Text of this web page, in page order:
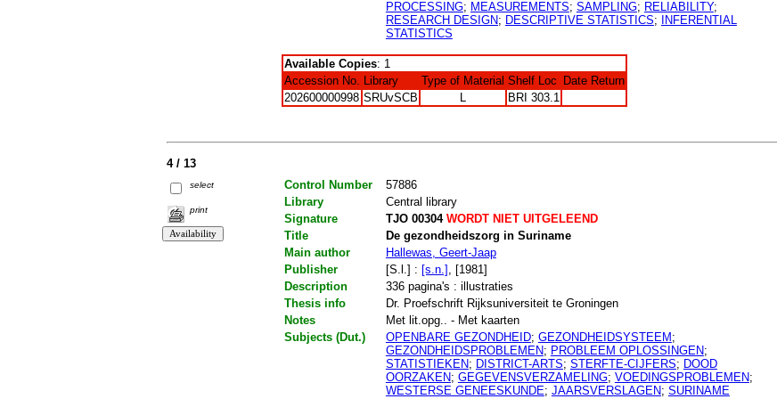
PROCESSING; MEASUREMENTS; SAMPLING; RELIABILITY;
RESEARCH DESIGN; DESCRIPTIVE STATISTICS;
INFERENTIAL
STATISTICS
Available Copies: 1
Accession No. Library Type of Material Shelf Loc
Date Return
202600000998 SRUvSCB L BRI 303.1
4 / 13
select
print
Control Number
57886
Library
Central library
Signature
TJO 00304WORDT NIET UITGELEEND
Title
De gezondheidszorg in Suriname
Main author
Hallewas, Geert-Jaap
Publisher
[S.l.] : [s.n.] , [1981]
Description
336 pagina's : illustraties
Thesis info
Dr. Proefschrift Rijksuniversiteit te Groningen
Notes
Met lit.opg.. - Met kaarten
Subjects (Dut.)
OPENBARE GEZONDHEID; GEZONDHEIDSYSTEEM ;
GEZONDHEIDSPROBLEMEN; PROBLEEM OPLOSSINGEN;
STATISTIEKEN; DISTRICT-ARTS; STERFTE-CIJFERS; DOOD
OORZAKEN; GEGEVENSVERZAMELING; VOEDINGSPROBLEMEN;
WESTERSE GENEESKUNDE; JAARSVERSLAGEN; SURINAME